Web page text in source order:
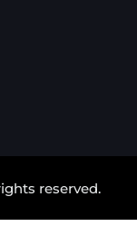
reserved.